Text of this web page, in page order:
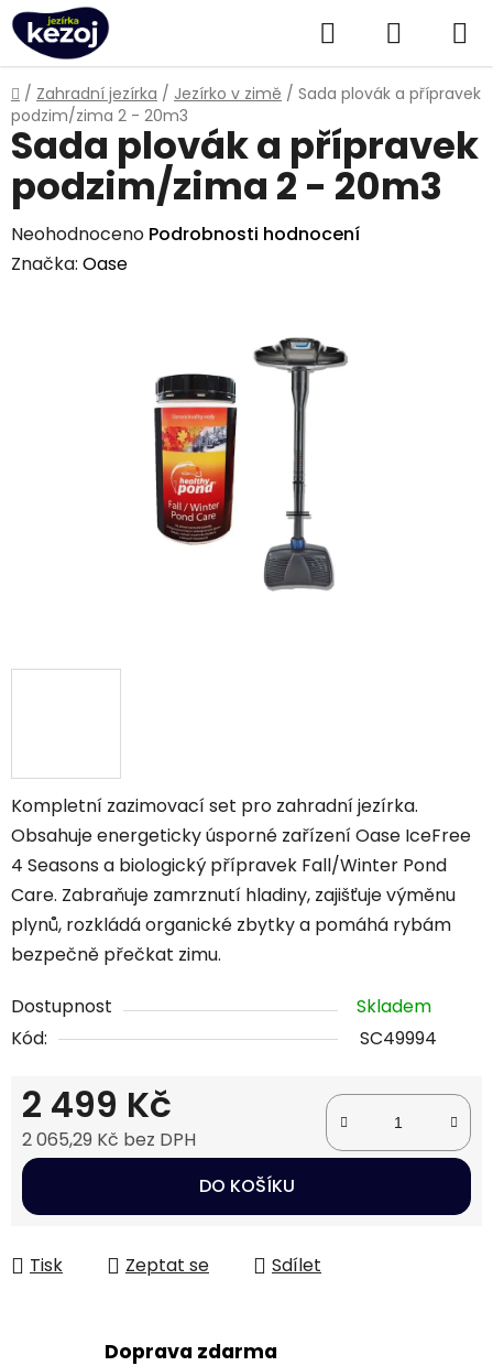
Přejít
na
obsah
Hledat
KOŠÍK
Domů
/ Zahradní jezírka / Jezírko v zimě / Sada plovák a přípravek
podzim/zima 2 - 20m3
Kompletní zazimovací set pro zahradní jezírka.
Obsahuje energeticky úsporné zařízení Oase IceFree
4 Seasons a biologický přípravek Fall/Winter Pond
Care. Zabraňuje zamrznutí hladiny, zajišťuje výměnu
plynů, rozkládá organické zbytky a pomáhá rybám
bezpečně přečkat zimu.
Dostupnost
Skladem
Kód:
SC49994
2 499 Kč
2 065,29 Kč bez DPH
Měrná cena:
DO KOŠÍKU
Tisk Zeptat se Sdílet
Sada plovák a přípravek
podzim/zima 2 - 20m3
Průměrné
hodnocení
Neohodnoceno Podrobnosti hodnocení
Značka: Oase
Doprava zdarma